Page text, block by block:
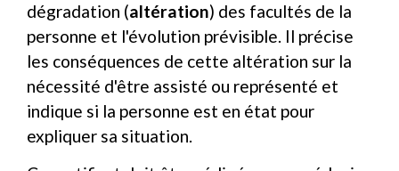
dégradation (altération) des facultés de la
personne et l'évolution prévisible. Il précise
les conséquences de cette altération sur la
nécessité d'être assisté ou représenté et
indique si la personne est en état pour
expliquer sa situation.